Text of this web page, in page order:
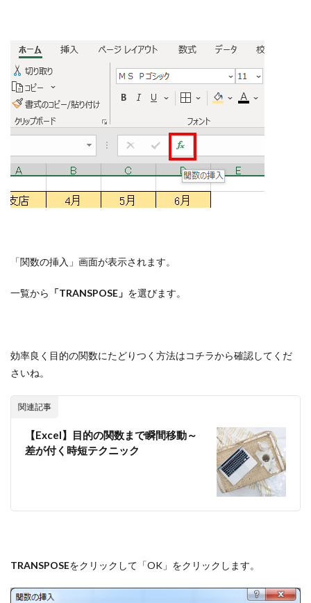
「関数の挿入」画面が表示されます。
一覧から 「TRANSPOSE」 を選びます。
効率良く目的の関数にたどりつく方法はコチラから確認してくだ
さいね。
関連記事
【Excel】目的の関数まで瞬間移動～
差が付く時短テクニック
TRANSPOSEをクリックして「OK」をクリックします。